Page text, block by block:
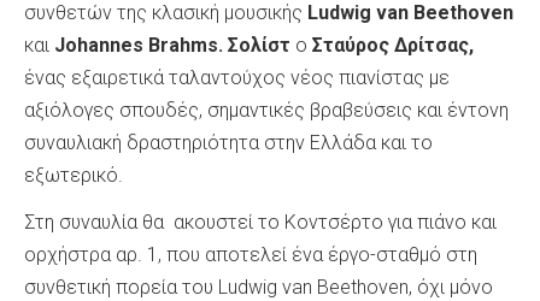
συνθετών της κλασική μουσικής Ludwig van Beethoven
και Johannes Brahms. Σολίστ ο Σταύρος Δρίτσας,
ένας εξαιρετικά ταλαντούχος νέος πιανίστας με
αξιόλογες σπουδές, σημαντικές βραβεύσεις και έντονη
συναυλιακή δραστηριότητα στην Ελλάδα και το
εξωτερικό.
Στη συναυλία θα ακουστεί το Κοντσέρτο για πιάνο και
ορχήστρα αρ. 1, που αποτελεί ένα έργο-σταθμό στη
συνθετική πορεία του Ludwig van Beethoven, όχι μόνο